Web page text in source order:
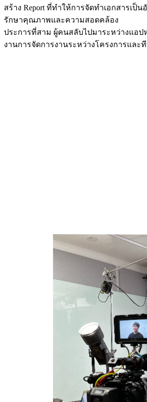
สร้าง Report ที่ทำให้การจัดทำเอกสารเป็
รักษาคุณภาพและความสอดคล้อง
ประการที่สาม ผู้คนสลับไปมาระหว่างแอป
งานการจัดการงานระหว่างโครงการและ